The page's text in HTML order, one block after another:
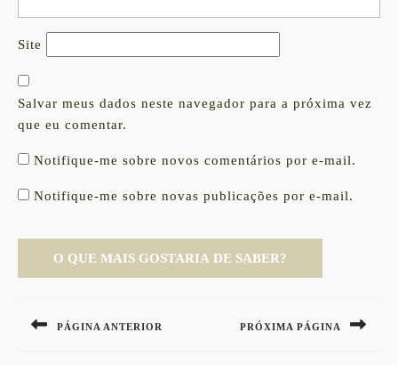
Site
Salvar meus dados neste navegador para a próxima vez
que eu comentar.
Notifique-me sobre novos comentários por e-mail.
Notifique-me sobre novas publicações por e-mail.
de
PÁGINA ANTERIOR PRÓXIMA PÁGINA